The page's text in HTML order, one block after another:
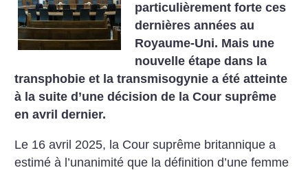
particulièrement forte ces
dernières années au
Royaume-Uni. Mais une
nouvelle étape dans la
transphobie et la transmisogynie a été atteinte
à la suite d’une décision de la Cour suprême
en avril dernier.
Le 16 avril 2025, la Cour suprême britannique a
estimé à l’unanimité que la définition d’une femme